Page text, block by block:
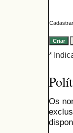
*
Os